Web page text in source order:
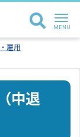
雇用
中退